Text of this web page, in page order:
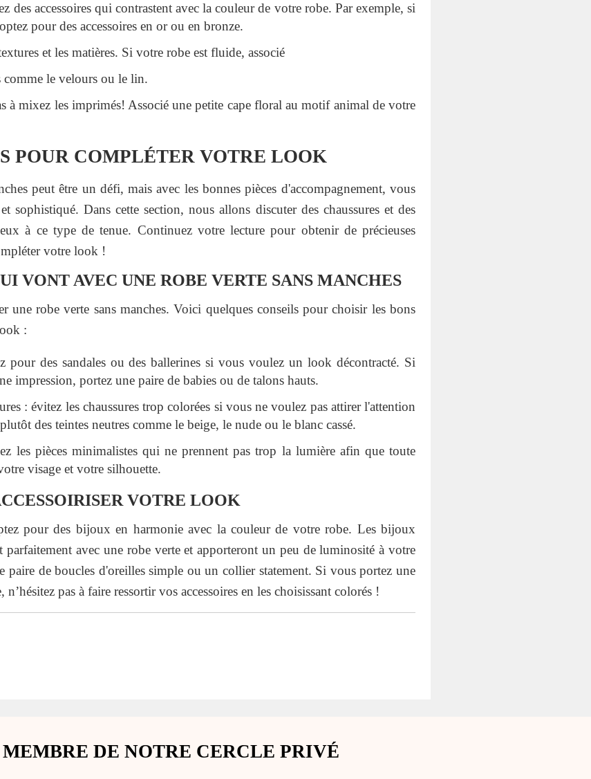
des accessoires qui contrastent avec la couleur de votre robe. Par exemple, si
pour des accessoires en or ou en bronze.
et les matières. Si votre robe est fluide, associé
comme le velours ou le lin.
à mixez les imprimés! Associé une petite cape floral au motif animal de votre
POUR COMPLÉTER VOTRE LOOK
peut être un défi, mais avec les bonnes pièces d'accompagnement, vous
sophistiqué. Dans cette section, nous allons discuter des chaussures et des
à ce type de tenue. Continuez votre lecture pour obtenir de précieuses
votre look !
VONT AVEC UNE ROBE VERTE SANS MANCHES
une robe verte sans manches. Voici quelques conseils pour choisir les bons
:
pour des sandales ou des ballerines si vous voulez un look décontracté. Si
impression, portez une paire de babies ou de talons hauts.
: évitez les chaussures trop colorées si vous ne voulez pas attirer l'attention
des teintes neutres comme le beige, le nude ou le blanc cassé.
les pièces minimalistes qui ne prennent pas trop la lumière afin que toute
visage et votre silhouette.
VOTRE LOOK
pour des bijoux en harmonie avec la couleur de votre robe. Les bijoux
parfaitement avec une robe verte et apporteront un peu de luminosité à votre
paire de boucles d'oreilles simple ou un collier statement. Si vous portez une
pas à faire ressortir vos accessoires en les choisissant colorés !
DE NOTRE CERCLE PRIVÉ